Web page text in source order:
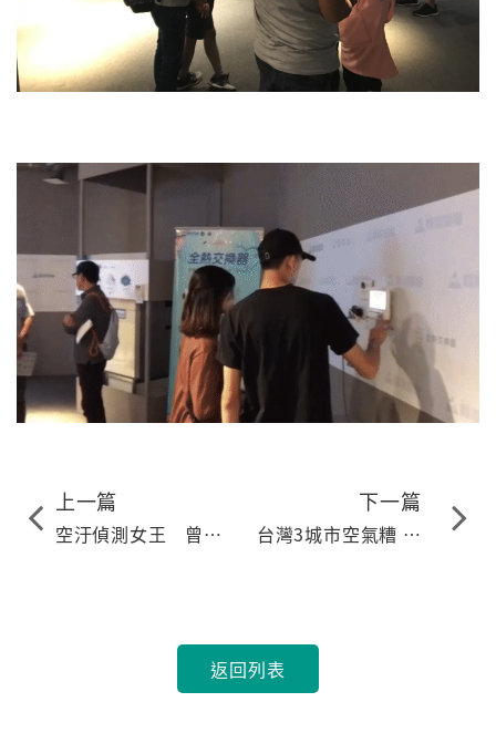
上一篇
空汙偵測女王 曾婷
下一篇
台灣3城市空氣糟 全
返回列表